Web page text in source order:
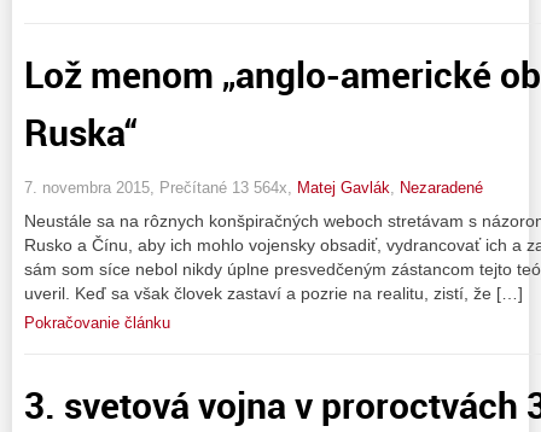
Lož menom „anglo-americké
Ruska“
7. novembra 2015, Prečítané 13 564x, Matej Gavlák Nezaradené
Neustále sa na rôznych konšpiračných weboch stretávam s
Rusko a Čínu, aby ich mohlo vojensky obsadiť, vydrancovať ich a
sám som síce nebol nikdy úplne presvedčeným zástancom tejto
uveril. Keď sa však človek zastaví a pozrie na realitu, zistí, že […]
Pokračovanie článku
3. svetová vojna v proroctvách